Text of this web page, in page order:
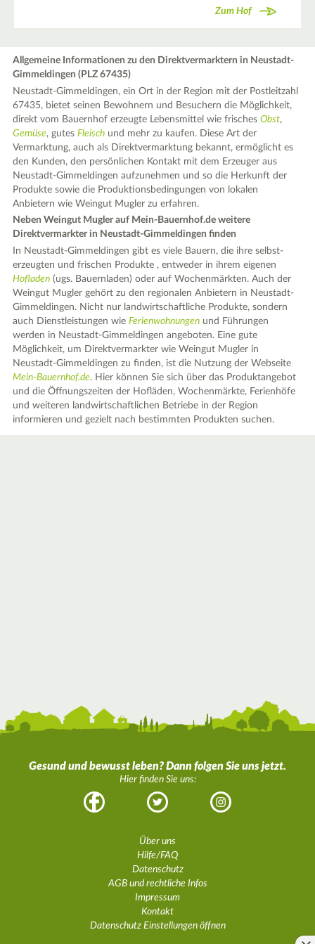
Zum Hof
Allgemeine Informationen zu den Direktvermarktern in Neustadt-
Gimmeldingen (PLZ 67435)
Neustadt-Gimmeldingen, ein Ort in der Region mit der Postleitzahl
67435, bietet seinen Bewohnern und Besuchern die Möglichkeit,
direkt vom Bauernhof erzeugte Lebensmittel wie frischesObst,
Gemüse, gutesFleisch und mehr zu kaufen. Diese Art der
Vermarktung, auch als Direktvermarktung bekannt, ermöglicht es
den Kunden, den persönlichen Kontakt mit dem Erzeuger aus
Neustadt-Gimmeldingen aufzunehmen und so die Herkunft der
Produkte sowie die Produktionsbedingungen von lokalen
Anbietern wie Weingut Mugler zu erfahren.
Neben Weingut Mugler auf Mein-Bauernhof.de weitere
Direktvermarkter in Neustadt-Gimmeldingen finden
In Neustadt-Gimmeldingen gibt es viele Bauern, die ihre selbst-
erzeugten und frischen Produkte , entweder in ihrem eigenen
Hofladen (ugs. Bauernladen) oder auf Wochenmärkten. Auch der
Weingut Mugler gehört zu den regionalen Anbietern in Neustadt-
Gimmeldingen. Nicht nur landwirtschaftliche Produkte, sondern
auch Dienstleistungen wieFerienwohnungen und Führungen
werden in Neustadt-Gimmeldingen angeboten. Eine gute
Möglichkeit, um Direktvermarkter wie Weingut Mugler in
Neustadt-Gimmeldingen zu finden, ist die Nutzung der Webseite
Mein-Bauernhof.de. Hier können Sie sich über das Produktangebot
und die Öffnungszeiten der Hofläden, Wochenmärkte, Ferienhöfe
und weiteren landwirtschaftlichen Betriebe in der Region
informieren und gezielt nach bestimmten Produkten suchen.
Gesund und bewusst leben? Dann folgen Sie uns jetzt.
Hier finden Sie uns:
Facebook Twitter Instagram
Über uns
Hilfe/FAQ
Datenschutz
AGB und rechtliche Infos
Impressum
Kontakt
Datenschutz Einstellungen öffnen